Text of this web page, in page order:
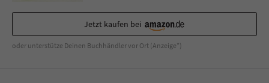
Jetzt kaufen bei
oder unterstütze Deinen Buchhändler vor Ort (Anzeige*)